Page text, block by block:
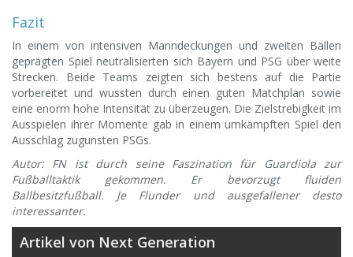
Fazit
In einem von intensiven Manndeckungen und zweiten Bällen
geprägten Spiel neutralisierten sich Bayern und PSG über weite
Strecken. Beide Teams zeigten sich bestens auf die Partie
vorbereitet und wussten durch einen guten Matchplan sowie
eine enorm hohe Intensität zu überzeugen. Die Zielstrebigkeit im
Ausspielen ihrer Momente gab in einem umkämpften Spiel den
Ausschlag zugunsten PSGs.
Autor: FN ist durch seine Faszination für Guardiola zur
Fußballtaktik gekommen. Er bevorzugt fluiden
Ballbesitzfußball. Je Flunder und ausgefallener desto
interessanter.
Artikel von Next Generation